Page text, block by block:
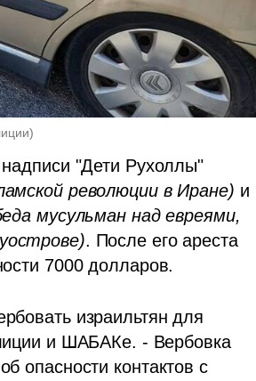
)
революции в Иране) и
мусульман над евреями,
. После его ареста
7000 долларов.
израильтян для
и ШАБАКе. - Вербовка
опасности контактов с